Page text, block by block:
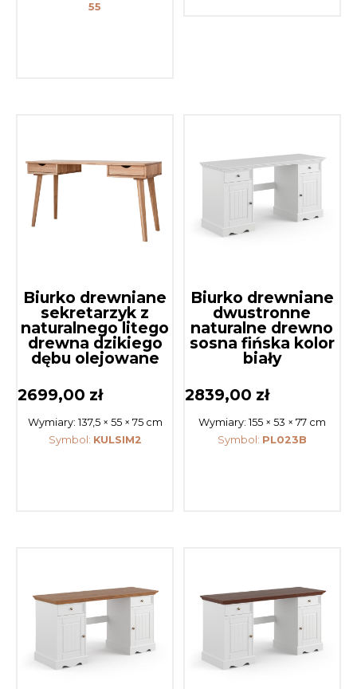
55
Biurko drewniane
sekretarzyk z
naturalnego litego
drewna dzikiego
dębu olejowane
2699,00 zł
Wymiary: 137,5 × 55 × 75 cm
Symbol: KULSIM2
Biurko drewniane
dwustronne
naturalne drewno
sosna fińska kolor
biały
2839,00 zł
Wymiary: 155 × 53 × 77 cm
Symbol: PL023B